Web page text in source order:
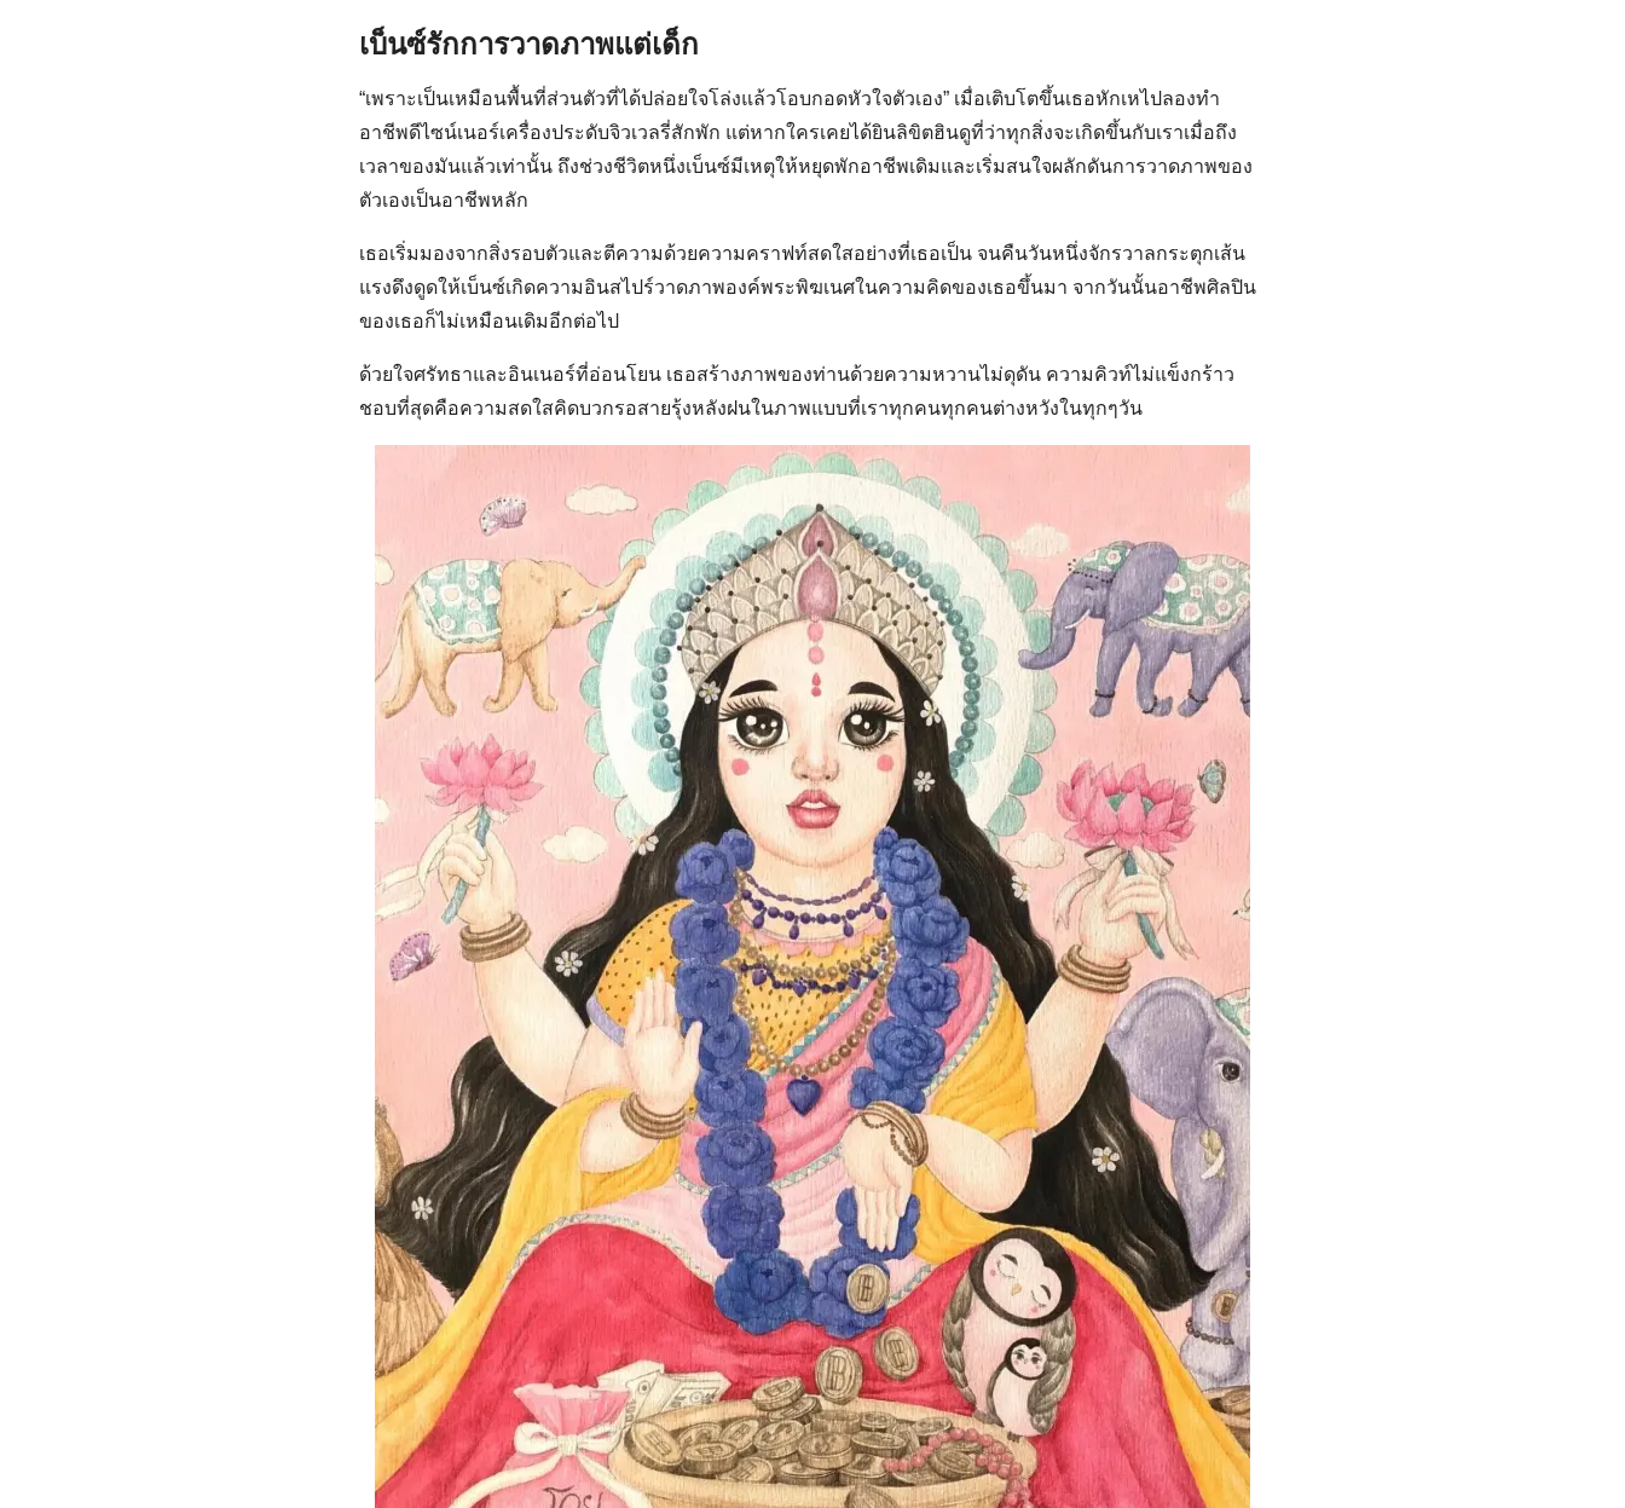
เบ็นซ์รักการวาดภาพแต่เด็ก
“เพราะเป็นเหมือนพื้นที่ส่วนตัวที่ได้ปล่อยใจโล่งแล้วโอบกอดหัวใจตัวเอง” เมื่อเติบโตขึ้นเธอหักเหไปลองทำ
อาชีพดีไซน์เนอร์เครื่องประดับจิวเวลรี่สักพัก แต่หากใครเคยได้ยินลิขิตฮินดูที่ว่าทุกสิ่งจะเกิดขึ้นกับเราเมื่อถึง
เวลาของมันแล้วเท่านั้น ถึงช่วงชีวิตหนึ่งเบ็นซ์มีเหตุให้หยุดพักอาชีพเดิมและเริ่มสนใจผลักดันการวาดภาพของ
ตัวเองเป็นอาชีพหลัก
เธอเริ่มมองจากสิ่งรอบตัวและตีความด้วยความคราฟท์สดใสอย่างที่เธอเป็น จนคืนวันหนึ่งจักรวาลกระตุกเส้น
แรงดึงดูดให้เบ็นซ์เกิดความอินสไปร์วาดภาพองค์พระพิฆเนศในความคิดของเธอขึ้นมา จากวันนั้นอาชีพศิลปิน
ของเธอก็ไม่เหมือนเดิมอีกต่อไป
ด้วยใจศรัทธาและอินเนอร์ที่อ่อนโยน เธอสร้างภาพของท่านด้วยความหวานไม่ดุดัน ความคิวท์ไม่แข็งกร้าว
ชอบที่สุดคือความสดใสคิดบวกรอสายรุ้งหลังฝนในภาพแบบที่เราทุกคนทุกคนต่างหวังในทุกๆวัน